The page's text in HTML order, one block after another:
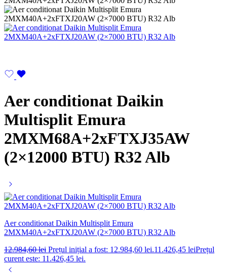
Aer conditionat Daikin
Multisplit Emura
2MXM68A+2xFTXJ35AW
(2×12000 BTU) R32 Alb
Aer conditionat Daikin Multisplit Emura
2MXM40A+2xFTXJ20AW (2×7000 BTU) R32 Alb
12.984,60lei Prețul inițial a fost: 12.984,60 lei.11.426,45 leiPrețul
curent este: 11.426,45 lei.